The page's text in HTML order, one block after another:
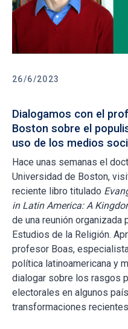
26/6/2023
Dialogamos con el
Boston sobre el
uso de los medios
Hace unas semanas el
Universidad de Boston,
reciente libro titulado
in Latin America: A
de una reunión
Estudios de la Religión.
profesor Boas,
política latinoamericana y
dialogar sobre los rasgos
electorales en algunos
transformaciones